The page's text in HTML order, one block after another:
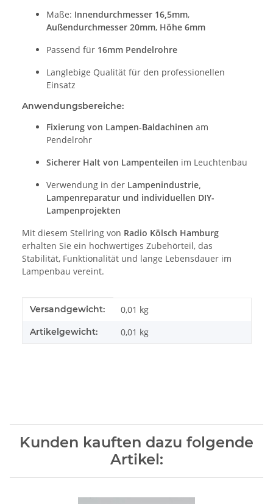
Maße: Innendurchmesser 16,5mm,
Außendurchmesser 20mm, Höhe 6mm
Passend für 16mm Pendelrohre
Langlebige Qualität für den professionellen
Einsatz
Anwendungsbereiche:
Fixierung von Lampen-Baldachinen am
Pendelrohr
Sicherer Halt von Lampenteilen im Leuchtenbau
Verwendung in der Lampenindustrie,
Lampenreparatur und individuellen DIY-
Lampenprojekten
Mit diesem Stellring von Radio Kölsch Hamburg
erhalten Sie ein hochwertiges Zubehörteil, das
Stabilität, Funktionalität und lange Lebensdauer im
Lampenbau vereint.
Produkteigenschaft
Wert
Versandgewicht: 0,01 kg
Artikelgewicht: 0,01 kg
Kunden kauften dazu folgende
Artikel: